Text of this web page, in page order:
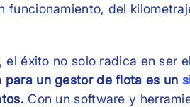
funcionamiento, del
el éxito no solo radica en ser
para un gestor de flota es un
Con un software y